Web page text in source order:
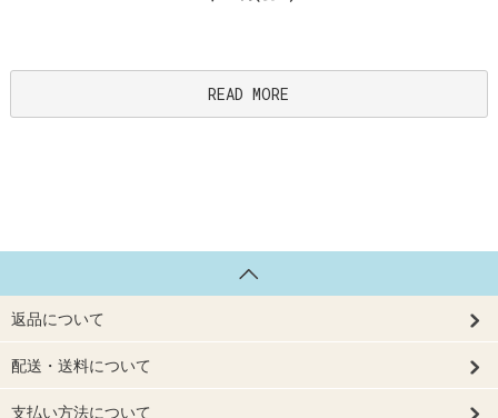
READ MORE
返品について
配送・送料について
支払い方法について